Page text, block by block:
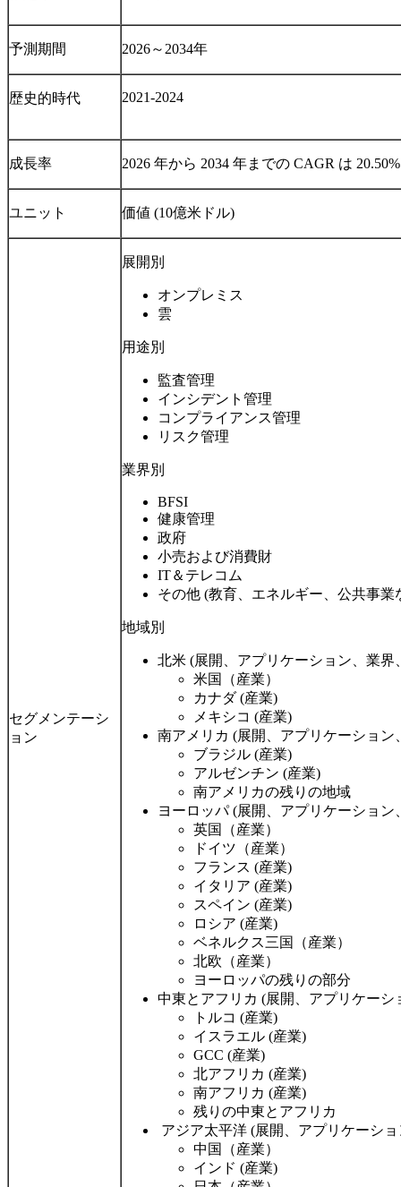
予測期間 2026～2034年
歴史的時代 2021-2024
成長率 2026 年から 2034 年までの CAGR は 20.50%
ユニット 価値 (10億米ドル)
セグメンテーシ
ョン
展開別
オンプレミス
雲
用途別
監査管理
インシデント管理
コンプライアンス管理
リスク管理
業界別
BFSI
健康管理
政府
小売および消費財
IT＆テレコム
その他 (教育、エネルギー、公共事業
地域別
北米 (展開、アプリケーション、業界
米国（産業）
カナダ (産業)
メキシコ (産業)
南アメリカ (展開、アプリケーション
ブラジル (産業)
アルゼンチン (産業)
南アメリカの残りの地域
ヨーロッパ (展開、アプリケーション
英国（産業）
ドイツ（産業）
フランス (産業)
イタリア (産業)
スペイン (産業)
ロシア (産業)
ベネルクス三国（産業）
北欧（産業）
ヨーロッパの残りの部分
中東とアフリカ (展開、アプリケーシ
トルコ (産業)
イスラエル (産業)
GCC (産業)
北アフリカ (産業)
南アフリカ (産業)
残りの中東とアフリカ
アジア太平洋 (展開、アプリケーシ
中国（産業）
インド (産業)